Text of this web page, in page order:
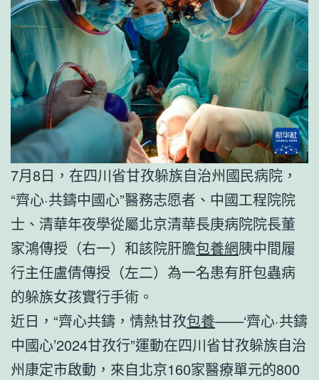
7月8日，在四川省甘孜躲族自治州國民病院，
“齊心·共鑄中國心”醫務志愿者、中國工程院院
士、清華年夜學從屬北京清華長庚病院院長董
家鴻傳授（右一）和該院肝膽包養網胰中間履
行主任盧倩傳授（左二）為一名患有肝包蟲病
的躲族女孩實行手術。
近日，“齊心共鑄，情熱甘孜包養——‘齊心·共鑄
中國心’2024甘孜行”運動在四川省甘孜躲族自治
州康定市啟動，來自北京160家醫療單元的800